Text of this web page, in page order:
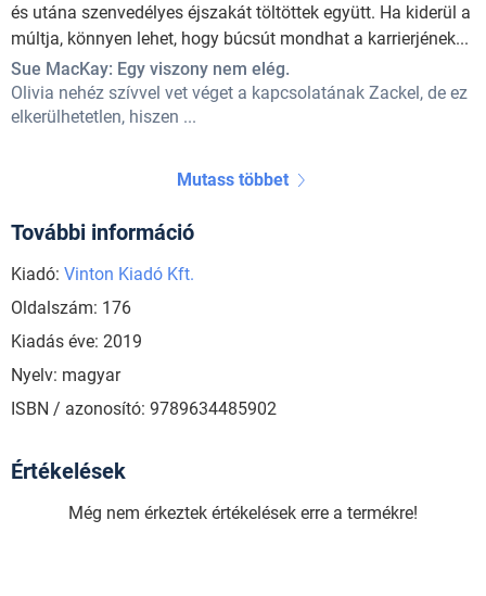
és utána szenvedélyes éjszakát töltöttek együtt. Ha kiderül a
múltja, könnyen lehet, hogy búcsút mondhat a karrierjének...
Sue MacKay: Egy viszony nem elég.
Olivia nehéz szívvel vet véget a kapcsolatának Zackel, de ez
elkerülhetetlen, hiszen ...
Mutass többet
További információ
Kiadó: Vinton Kiadó Kft.
Oldalszám: 176
Kiadás éve: 2019
Nyelv: magyar
ISBN / azonosító: 9789634485902
Értékelések
Még nem érkeztek értékelések erre a termékre!